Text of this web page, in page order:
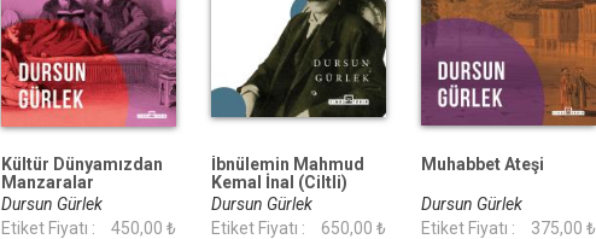
Kültür Dünyamızdan
Manzaralar
Dursun Gürlek
Etiket Fiyatı :
450,00 ₺
İbnülemin Mahmud
Kemal İnal (Ciltli)
Dursun Gürlek
Etiket Fiyatı :
650,00 ₺
Muhabbet Ateşi
Dursun Gürlek
Etiket Fiyatı :
375,00 ₺